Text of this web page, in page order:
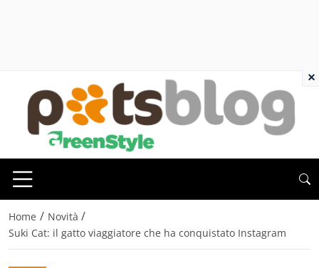
Home / Novità /
Suki Cat: il gatto viaggiatore che ha conquistato Instagram
×